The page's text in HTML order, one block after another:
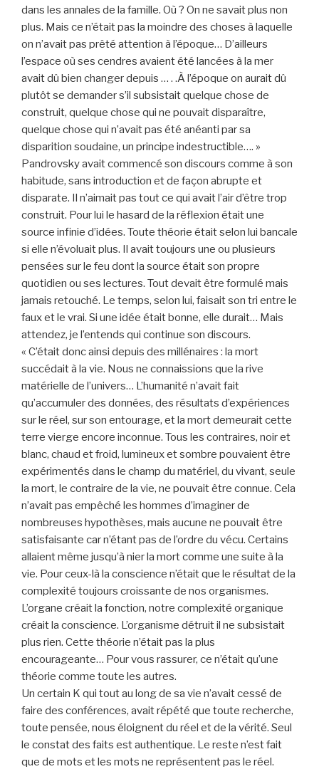
dans les annales de la famille. Où ? On ne savait plus non
plus. Mais ce n’était pas la moindre des choses à laquelle
on n’avait pas prêté attention à l’époque… D’ailleurs
l’espace où ses cendres avaient été lancées à la mer
avait dû bien changer depuis … . .À l’époque on aurait dû
plutôt se demander s’il subsistait quelque chose de
construit, quelque chose qui ne pouvait disparaître,
quelque chose qui n’avait pas été anéanti par sa
disparition soudaine, un principe indestructible…. »
Pandrovsky avait commencé son discours comme à son
habitude, sans introduction et de façon abrupte et
disparate. Il n’aimait pas tout ce qui avait l’air d’être trop
construit. Pour lui le hasard de la réflexion était une
source infinie d’idées. Toute théorie était selon lui bancale
si elle n’évoluait plus. Il avait toujours une ou plusieurs
pensées sur le feu dont la source était son propre
quotidien ou ses lectures. Tout devait être formulé mais
jamais retouché. Le temps, selon lui, faisait son tri entre le
faux et le vrai. Si une idée était bonne, elle durait… Mais
attendez, je l’entends qui continue son discours.
« C’était donc ainsi depuis des millénaires : la mort
succédait à la vie. Nous ne connaissions que la rive
matérielle de l’univers… L’humanité n’avait fait
qu’accumuler des données, des résultats d’expériences
sur le réel, sur son entourage, et la mort demeurait cette
terre vierge encore inconnue. Tous les contraires, noir et
blanc, chaud et froid, lumineux et sombre pouvaient être
expérimentés dans le champ du matériel, du vivant, seule
la mort, le contraire de la vie, ne pouvait être connue. Cela
n’avait pas empêché les hommes d’imaginer de
nombreuses hypothèses, mais aucune ne pouvait être
satisfaisante car n’étant pas de l’ordre du vécu. Certains
allaient même jusqu’à nier la mort comme une suite à la
vie. Pour ceux-là la conscience n’était que le résultat de la
complexité toujours croissante de nos organismes.
L’organe créait la fonction, notre complexité organique
créait la conscience. L’organisme détruit il ne subsistait
plus rien. Cette théorie n’était pas la plus
encourageante… Pour vous rassurer, ce n’était qu’une
théorie comme toute les autres.
Un certain K qui tout au long de sa vie n’avait cessé de
faire des conférences, avait répété que toute recherche,
toute pensée, nous éloignent du réel et de la vérité. Seul
le constat des faits est authentique. Le reste n’est fait
que de mots et les mots ne représentent pas le réel.